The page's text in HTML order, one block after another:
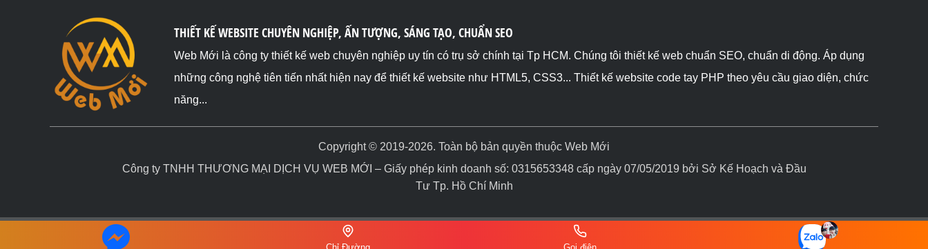
THIẾT KẾ WEBSITE CHUYÊN NGHIỆP, ẤN TƯỢNG, SÁNG TẠO, CHUẨN SEO
Web Mới là công ty thiết kế web chuyên nghiệp uy tín có trụ sở chính tại Tp HCM. Chúng tôi thiết kế web chuẩn SEO, chuẩn di động. Áp dụng
những công nghệ tiên tiến nhất hiện nay để thiết kế website như HTML5, CSS3... Thiết kế website code tay PHP theo yêu cầu giao diện, chức
năng...
Copyright © 2019-2026. Toàn bộ bản quyền thuộc Web Mới
Công ty TNHH THƯƠNG MẠI DỊCH VỤ WEB MỚI – Giấy phép kinh doanh số: 0315653348 cấp ngày 07/05/2019 bởi Sở Kế Hoạch và Đầu
Tư Tp. Hồ Chí Minh